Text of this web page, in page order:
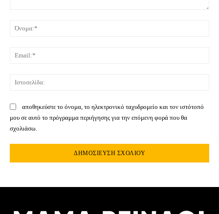
αποθηκεύστε το όνομα, το ηλεκτρονικό ταχυδρομείο και τον ιστότοπό
μου σε αυτό το πρόγραμμα περιήγησης για την επόμενη φορά που θα
σχολιάσω.